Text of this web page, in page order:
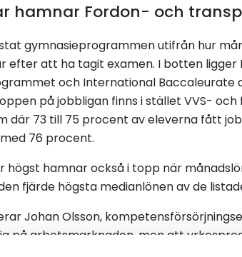
hamnar Fordon- och
gymnasieprogrammen utifrån hur
efter att ha tagit examen. I botten ligger
och International Baccaleurate
på jobbligan finns i stället VVS-
där 73 till 75 procent av eleverna fått
76 procent.
högst hamnar också i topp när
fjärde högsta medianlönen av de
Johan Olsson,
på arbetsmarknaden, men att